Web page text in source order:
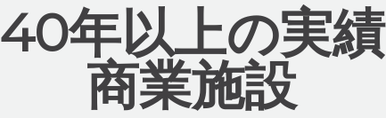
40年以上の実績
商業施設